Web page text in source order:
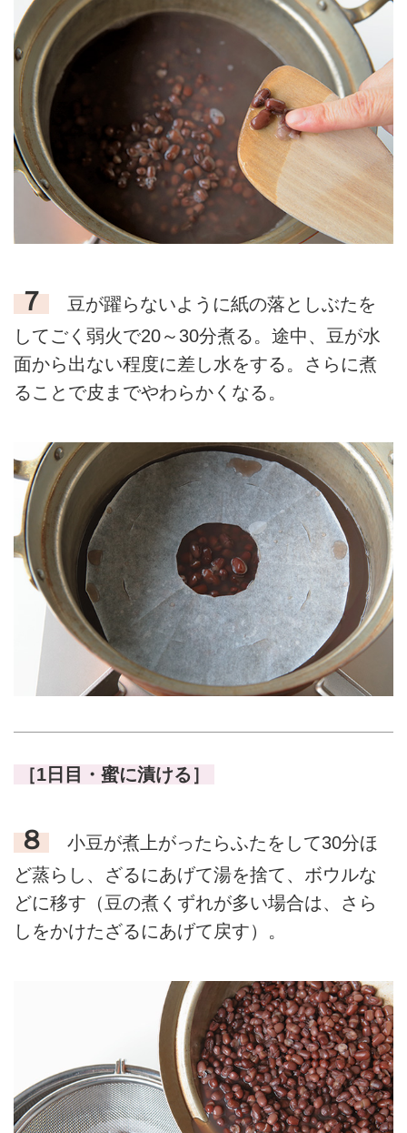
７
豆が躍らないように紙の落としぶたを
してごく弱火で20～30分煮る。途中、豆が水
面から出ない程度に差し水をする。さらに煮
ることで皮までやわらかくなる。
［1日目・蜜に漬ける］
８
小豆が煮上がったらふたをして30分ほ
ど蒸らし、ざるにあげて湯を捨て、ボウルな
どに移す（豆の煮くずれが多い場合は、さら
しをかけたざるにあげて戻す）。